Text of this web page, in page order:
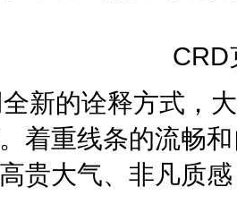
CRD
新的诠释方式，
着重线条的流畅
贵大气、非凡质